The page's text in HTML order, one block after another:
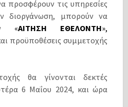
προσφέρουν τις υπηρεσίες
διοργάνωση, μπορούν να
«ΑΙΤΗΣΗ ΕΘΕΛΟΝΤΗ»,
προϋποθέσεις συμμετοχής
θα γίνονται δεκτές
6 Μαΐου 2024, και ώρα